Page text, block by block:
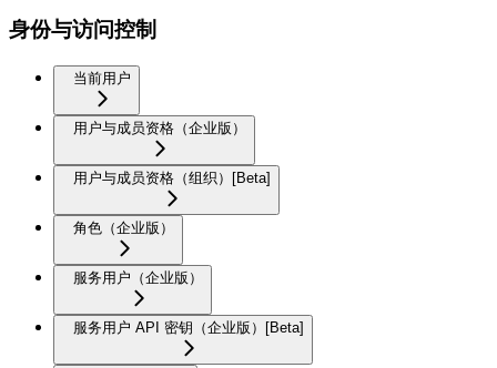
身份与访问控制
当前用户
用户与成员资格（企业版）
用户与成员资格（组织）[Beta]
角色（企业版）
服务用户（企业版）
服务用户 API 密钥（企业版）[Beta]